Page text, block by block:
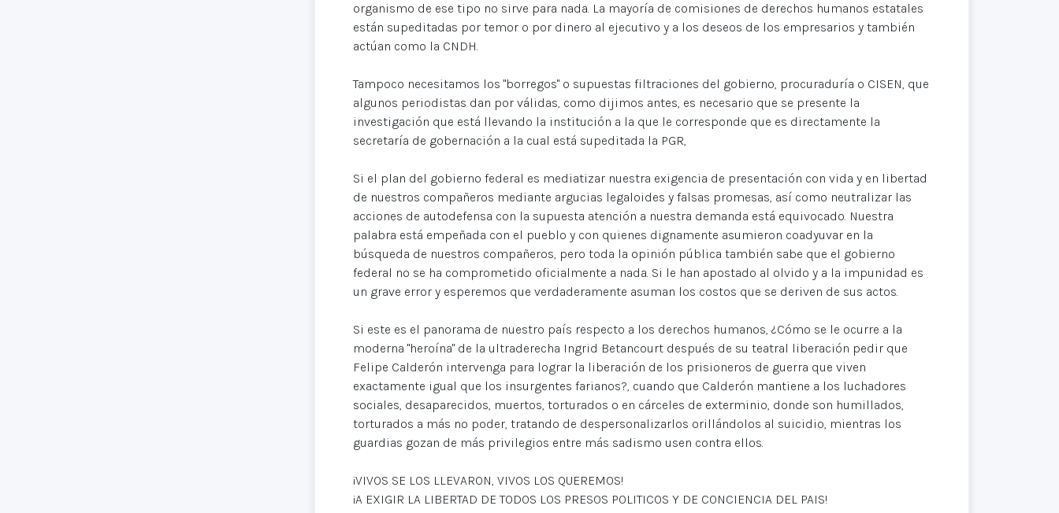
organismo de ese tipo no sirve para nada. La mayoría de comisiones de derechos humanos estatales
están supeditadas por temor o por dinero al ejecutivo y a los deseos de los empresarios y también
actúan como la CNDH.
Tampoco necesitamos los "borregos" o supuestas filtraciones del gobierno, procuraduría o CISEN, que
algunos periodistas dan por válidas, como dijimos antes, es necesario que se presente la
investigación que está llevando la institución a la que le corresponde que es directamente la
secretaría de gobernación a la cual está supeditada la PGR,
Si el plan del gobierno federal es mediatizar nuestra exigencia de presentación con vida y en libertad
de nuestros compañeros mediante argucias legaloides y falsas promesas, así como neutralizar las
acciones de autodefensa con la supuesta atención a nuestra demanda está equivocado. Nuestra
palabra está empeñada con el pueblo y con quienes dignamente asumieron coadyuvar en la
búsqueda de nuestros compañeros, pero toda la opinión pública también sabe que el gobierno
federal no se ha comprometido oficialmente a nada. Si le han apostado al olvido y a la impunidad es
un grave error y esperemos que verdaderamente asuman los costos que se deriven de sus actos.
Si este es el panorama de nuestro país respecto a los derechos humanos, ¿Cómo se le ocurre a la
moderna "heroína" de la ultraderecha Ingrid Betancourt después de su teatral liberación pedir que
Felipe Calderón intervenga para lograr la liberación de los prisioneros de guerra que viven
exactamente igual que los insurgentes farianos?, cuando que Calderón mantiene a los luchadores
sociales, desaparecidos, muertos, torturados o en cárceles de exterminio, donde son humillados,
torturados a más no poder, tratando de despersonalizarlos orillándolos al suicidio, mientras los
guardias gozan de más privilegios entre más sadismo usen contra ellos.
¡VIVOS SE LOS LLEVARON, VIVOS LOS QUEREMOS!
¡A EXIGIR LA LIBERTAD DE TODOS LOS PRESOS POLITICOS Y DE CONCIENCIA DEL PAIS!